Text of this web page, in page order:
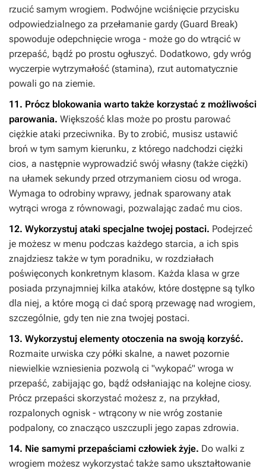
rzucić samym wrogiem. Podwójne wciśnięcie przycisku
odpowiedzialnego za przełamanie gardy (Guard Break)
spowoduje odepchnięcie wroga - może go do wtrącić w
przepaść, bądź po prostu ogłuszyć. Dodatkowo, gdy wróg
wyczerpie wytrzymałość (stamina), rzut automatycznie
powali go na ziemie.
11. Prócz blokowania warto także korzystać z możliwości
parowania. Większość klas może po prostu parować
ciężkie ataki przeciwnika. By to zrobić, musisz ustawić
broń w tym samym kierunku, z którego nadchodzi ciężki
cios, a następnie wyprowadzić swój własny (także ciężki)
na ułamek sekundy przed otrzymaniem ciosu od wroga.
Wymaga to odrobiny wprawy, jednak sparowany atak
wytrąci wroga z równowagi, pozwalając zadać mu cios.
12. Wykorzystuj ataki specjalne twojej postaci. Podejrzeć
je możesz w menu podczas każdego starcia, a ich spis
znajdziesz także w tym poradniku, w rozdziałach
poświęconych konkretnym klasom. Każda klasa w grze
posiada przynajmniej kilka ataków, które dostępne są tylko
dla niej, a które mogą ci dać sporą przewagę nad wrogiem,
szczególnie, gdy ten nie zna twojej postaci.
13. Wykorzystuj elementy otoczenia na swoją korzyść.
Rozmaite urwiska czy półki skalne, a nawet pozornie
niewielkie wzniesienia pozwolą ci "wykopać" wroga w
przepaść, zabijając go, bądź odsłaniając na kolejne ciosy.
Prócz przepaści skorzystać możesz z, na przykład,
rozpalonych ognisk - wtrącony w nie wróg zostanie
podpalony, co znacząco uszczupli jego zapas zdrowia.
14. Nie samymi przepaściami człowiek żyje. Do walki z
wrogiem możesz wykorzystać także samo ukształtowanie